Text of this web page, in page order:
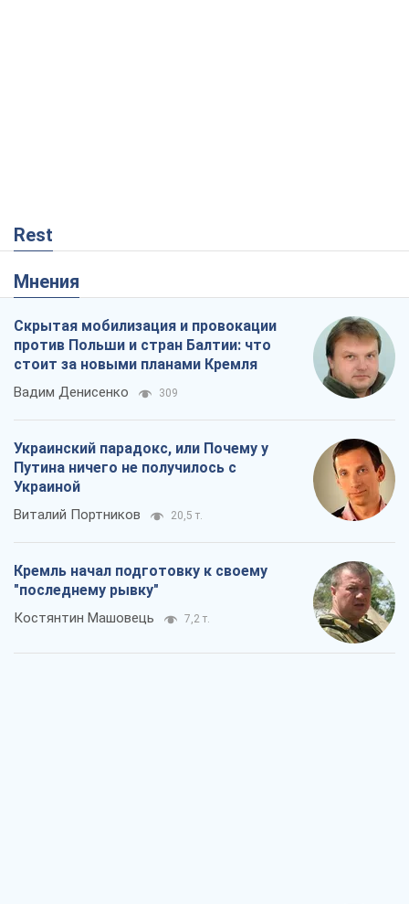
Rest
Мнения
Скрытая мобилизация и провокации
против Польши и стран Балтии: что
стоит за новыми планами Кремля
Вадим Денисенко 309
Украинский парадокс, или Почему у
Путина ничего не получилось с
Украиной
Виталий Портников 20,5 т.
Кремль начал подготовку к своему
"последнему рывку"
Костянтин Машовець 7,2 т.